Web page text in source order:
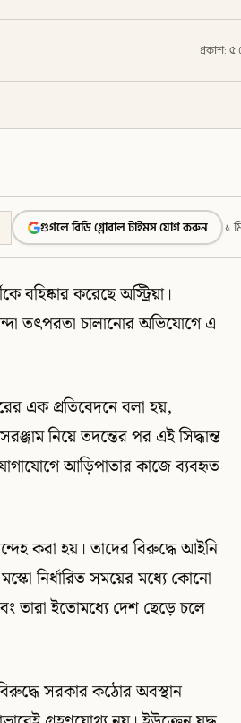
প্রকাশ: ৫
গুগলে বিডি গ্লোবাল টাইমস যোগ করুন ১
বহিষ্কার করেছে অস্ট্রিয়া।
তৎপরতা চালানোর অভিযোগে এ
এক প্রতিবেদনে বলা হয়,
নিয়ে তদন্তের পর এই সিদ্ধান্ত
আড়িপাতার কাজে ব্যবহৃত
করা হয়। তাদের বিরুদ্ধে আইনি
নির্ধারিত সময়ের মধ্যে কোনো
তারা ইতোমধ্যে দেশ ছেড়ে চলে
বিরুদ্ধে সরকার কঠোর অবস্থান